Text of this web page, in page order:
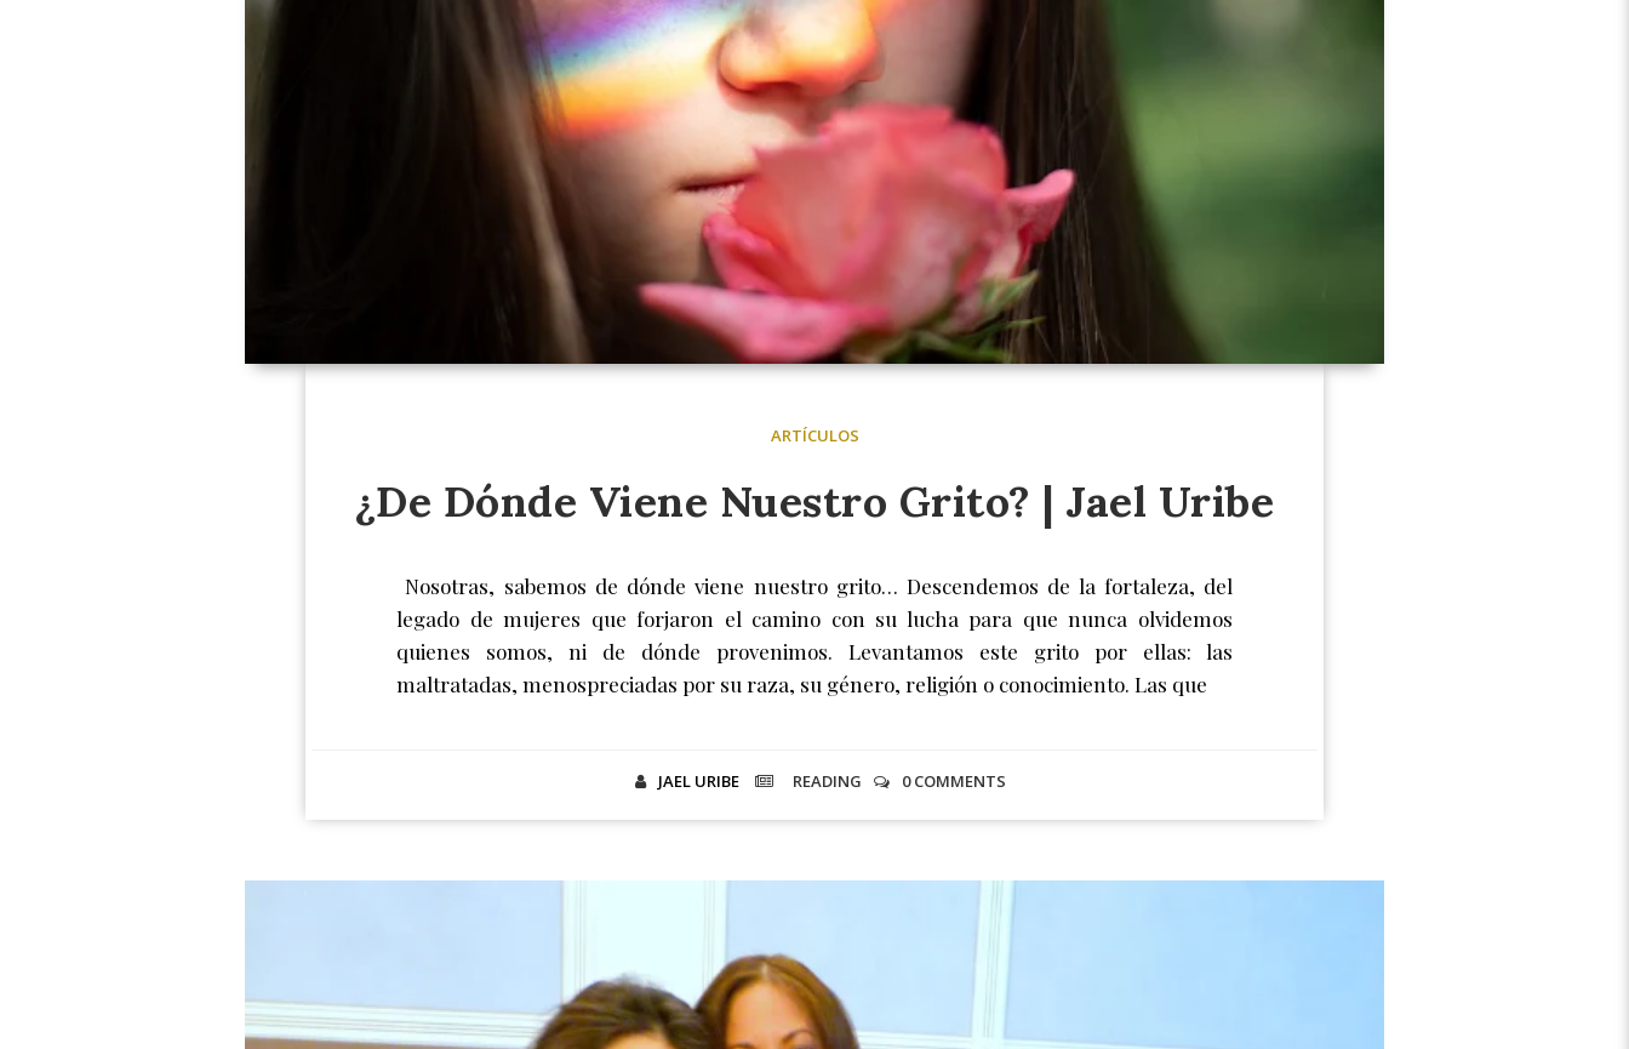
ARTÍCULOS
¿De Dónde Viene Nuestro Grito? | Jael Uribe
Nosotras, sabemos de dónde viene nuestro grito… Descendemos de la fortaleza, del
legado de mujeres que forjaron el camino con su lucha para que nunca olvidemos
quienes somos, ni de dónde provenimos. Levantamos este grito por ellas: las
maltratadas, menospreciadas por su raza, su género, religión o conocimiento. Las que
JAEL URIBE READING 0 COMMENTS